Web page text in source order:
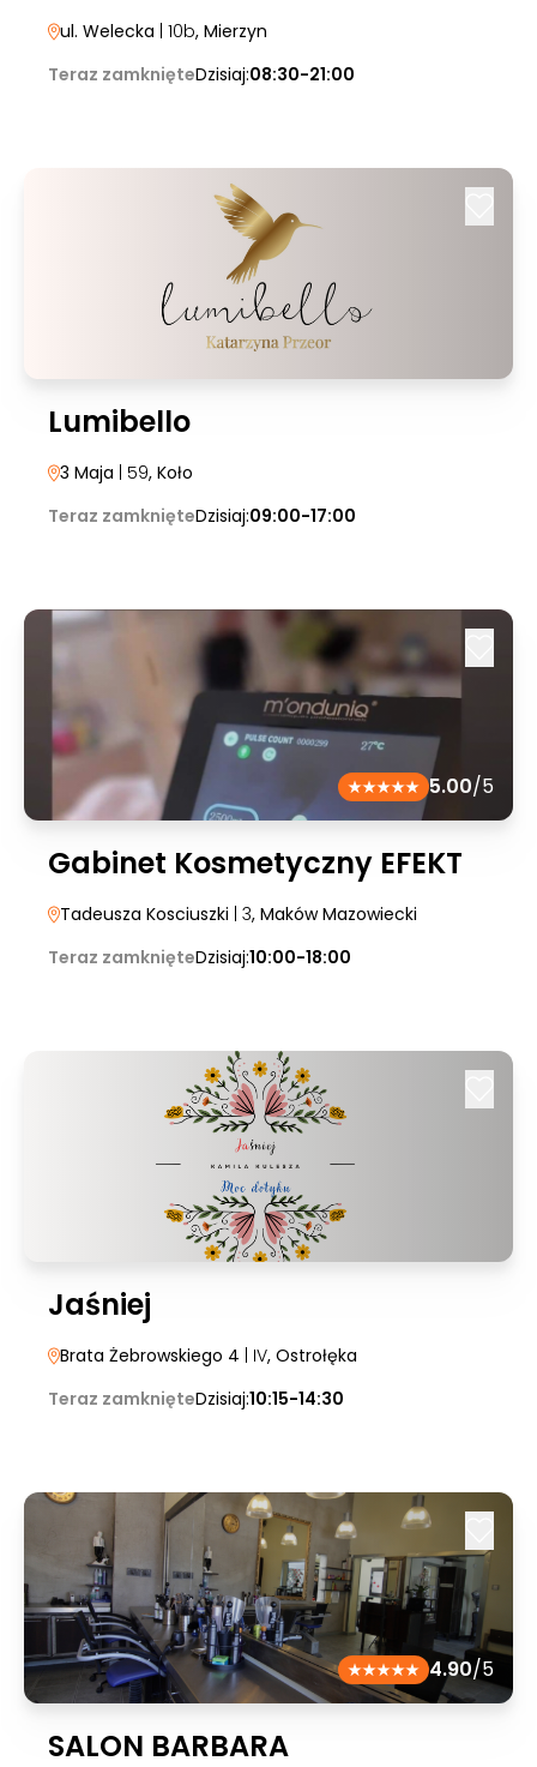
ul. Welecka | 10b, Mierzyn
Teraz zamknięteDzisiaj:08:30-21:00
Lumibello
3 Maja | 59, Koło
Teraz zamknięteDzisiaj:09:00-17:00
5.00/5
Gabinet Kosmetyczny EFEKT
Tadeusza Kosciuszki | 3, Maków Mazowiecki
Teraz zamknięteDzisiaj:10:00-18:00
Jaśniej
Brata Żebrowskiego 4 | IV, Ostrołęka
Teraz zamknięteDzisiaj:10:15-14:30
4.90/5
SALON BARBARA